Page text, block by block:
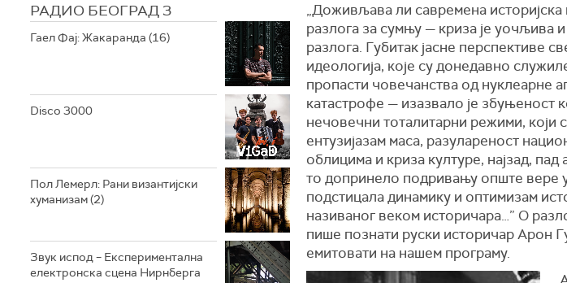
РАДИО БЕОГРАД 3
Гаел Фај: Жакаранда (16)
Disco 3000
Пол Лемерл: Рани византијски
хуманизам (2)
Звук испод – Експериментална
електронска сцена Нирнберга
„Доживљава ли савремена
разлога за сумњу — криза је уочљива
разлога. Губитак јасне перспективе
идеологија, које су донедавно
пропасти човечанства од нуклеарне
катастрофе — изазвало је збуњеност
нечовечни тоталитарни режими, који
ентузијазам маса, разулареност
облицима и криза културе, најзад,
то допринело подривању опште вере у
подстицала динамику и оптимизам
називаног веком историчара…” О
пише познати руски историчар Арон
емитовати на нашем програму.